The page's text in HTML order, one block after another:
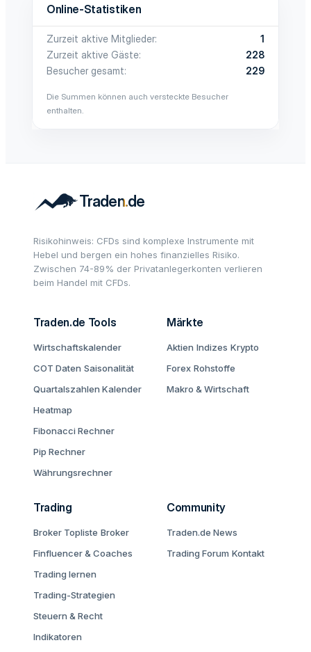
Online-Statistiken
Zurzeit aktive Mitglieder
1
Zurzeit aktive Gäste
228
Besucher gesamt
229
Die Summen können auch versteckte Besucher
enthalten.
Risikohinweis: CFDs sind komplexe Instrumente mit
Hebel und bergen ein hohes finanzielles Risiko.
Zwischen 74-89% der Privatanlegerkonten verlieren
beim Handel mit CFDs.
Traden.de Tools
Wirtschaftskalender
COT Daten Saisonalität
Quartalszahlen Kalender
Heatmap
Fibonacci Rechner
Pip Rechner
Währungsrechner
Märkte
Aktien Indizes Krypto
Forex Rohstoffe
Makro & Wirtschaft
Trading
Broker Topliste Broker
Finfluencer & Coaches
Trading lernen
Trading-Strategien
Steuern & Recht
Indikatoren
Community
Traden.de News
Trading Forum Kontakt